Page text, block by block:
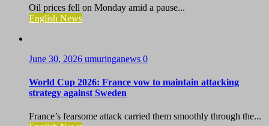
Oil prices fell on Monday amid a pause...
English News
June 30, 2026 umuringanews 0
World Cup 2026: France vow to maintain attacking
strategy against Sweden
France’s fearsome attack carried them smoothly through the...